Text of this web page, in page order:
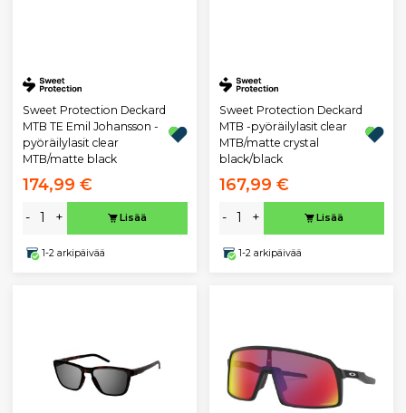
Sweet Protection Deckard
MTB TE Emil Johansson -
pyöräilylasit clear
MTB/matte black
174,99 €
- + Lisää
1-2 arkipäivää
Sweet Protection Deckard
MTB -pyöräilylasit clear
MTB/matte crystal
black/black
167,99 €
- + Lisää
1-2 arkipäivää